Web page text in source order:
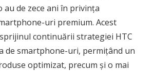
au de zece ani în privința
uri premium. Acest
continuării strategiei HTC
de smartphone-uri, permițând un
optimizat, precum și o mai